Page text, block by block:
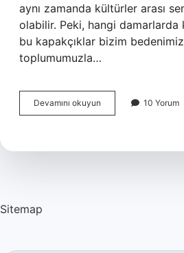
aynı zamanda kültürler arası
olabilir. Peki, hangi damarlarda
bu kapakçıklar bizim
toplumumuzla…
Devamını okuyun
damarlarda
?
10 Yorum
Sitemap